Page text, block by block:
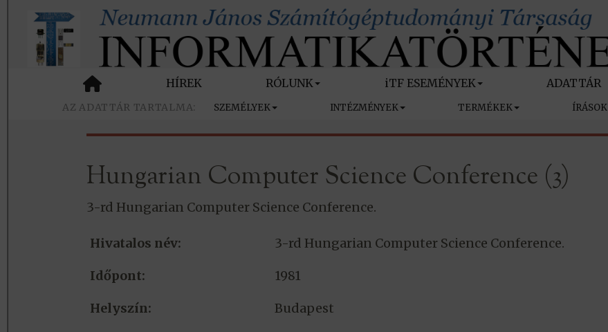
HÍREK RÓLUNK iTF ESEMÉNYEK ADATTÁR
SZEMÉLYEK INTÉZMÉNYEK TERMÉKEK ÍRÁSOK
Hungarian Computer Science Conference (3)
3-rd Hungarian Computer Science Conference.
Hivatalos név: 3-rd Hungarian Computer Science Conference.
Időpont: 1981
Helyszín: Budapest